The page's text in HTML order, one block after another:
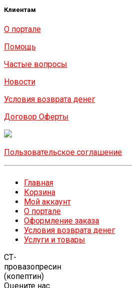
Клиентам
О портале
Помощь
Частые вопросы
Новости
Условия возврата денег
Договор Оферты
Пользовательское соглашение
Главная
Корзина
Мой аккаунт
О портале
Оформление заказа
Условия возврата денег
Услуги и товары
СТ-
провазопресин
(копептин)
Оцените нас